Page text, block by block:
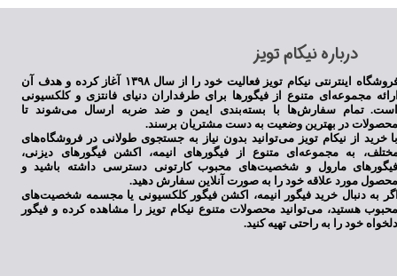
​درباره نیکام تویز
فروشگاه اینترنتی نیکام تویز فعالیت خود را از سال ۱۳۹۸ آغاز کرده و هدف آن
مجموعه‌ای متنوع از فیگورها برای طرفداران دنیای فانتزی و کلکسیونی
تمام سفارش‌ها با بسته‌بندی ایمن و ضد ضربه ارسال می‌شوند تا
در بهترین وضعیت به دست مشتریان برسند.
خرید از نیکام تویز می‌توانید بدون نیاز به جستجوی طولانی در فروشگاه‌های
به مجموعه‌ای متنوع از فیگورهای انیمه، اکشن فیگورهای دیزنی،
مارول و شخصیت‌های محبوب کارتونی دسترسی داشته باشید و
مورد علاقه خود را به صورت آنلاین سفارش دهید.
به دنبال خرید فیگور انیمه، اکشن فیگور کلکسیونی یا مجسمه شخصیت‌های
هستید، می‌توانید محصولات متنوع نیکام تویز را مشاهده کرده و فیگور
خود را به راحتی تهیه کنید.